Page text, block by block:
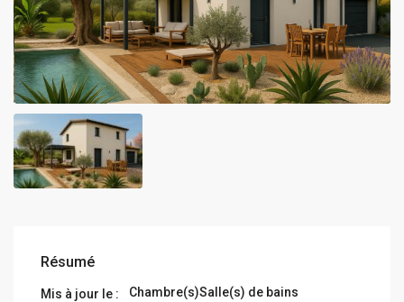
Résumé
Mis à jour le :
Chambre(s)Salle(s) de bains